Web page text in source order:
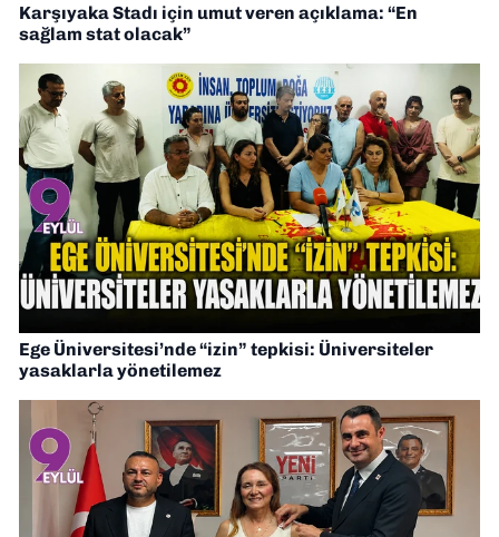
Karşıyaka Stadı için umut veren açıklama: “En
sağlam stat olacak”
Ege Üniversitesi’nde “izin” tepkisi: Üniversiteler
yasaklarla yönetilemez